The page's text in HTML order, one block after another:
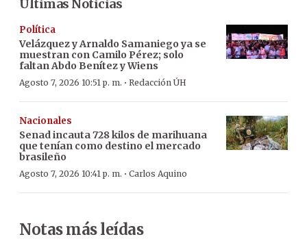
Últimas Noticias
Política
Velázquez y Arnaldo Samaniego ya se
muestran con Camilo Pérez; solo
faltan Abdo Benítez y Wiens
Agosto 7, 2026 10:51 p. m. · Redacción ÚH
Nacionales
Senad incauta 728 kilos de marihuana
que tenían como destino el mercado
brasileño
Agosto 7, 2026 10:41 p. m. · Carlos Aquino
Notas más leídas